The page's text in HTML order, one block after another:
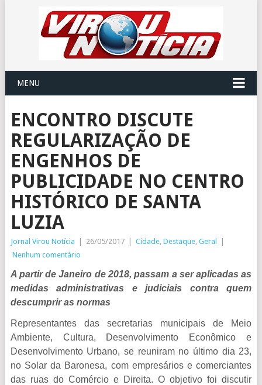
MENU
ENCONTRO DISCUTE
REGULARIZAÇÃO DE
ENGENHOS DE
PUBLICIDADE NO CENTRO
HISTÓRICO DE SANTA
LUZIA
Jornal Virou Notícia 26/05/2017 Cidade, Destaque, Geral
Nenhum comentário
A partir de Janeiro de 2018, passam a ser aplicadas as
medidas administrativas e judiciais contra quem
descumprir as normas
Representantes das secretarias municipais de Meio
Ambiente, Cultura, Desenvolvimento Econômico e
Desenvolvimento Urbano, se reuniram no último dia 23,
no Solar da Baronesa, com empresários e comerciantes
das ruasdo Comércio e Direita. O objetivo foi discutir